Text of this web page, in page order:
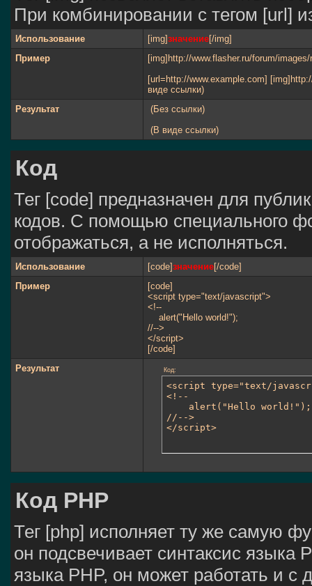
При комбинировании с тегом [url]
Использование [img]значение[/img]
Пример
[img]http://www.flasher.ru/forum/
[url=http://www.example.com]
виде ссылки)
Результат
(Без ссылки)
(В виде ссылки)
Код
Тег [code] предназначен для
кодов. С помощью специального
отображаться, а не исполняться.
Использование [code]значение[/code]
Пример
[code]
<script type="text/javascript">
<!--
alert("Hello world!");
//-->
</script>
[/code]
Результат
Код:
<script type="text/
<!--
//-->
</script>
Код PHP
Тег [php] исполняет ту же самую
он подсвечивает синтаксис языка
языка PHP, он может работать и с